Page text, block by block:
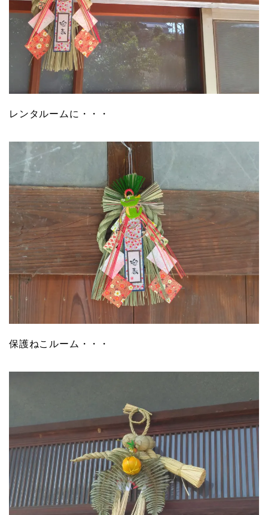
レンタルームに・・・
保護ねこルーム・・・